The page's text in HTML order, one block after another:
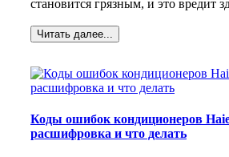
становится грязным, и это вредит
Читать далее...
Коды ошибок кондиционеров
расшифровка и что делать